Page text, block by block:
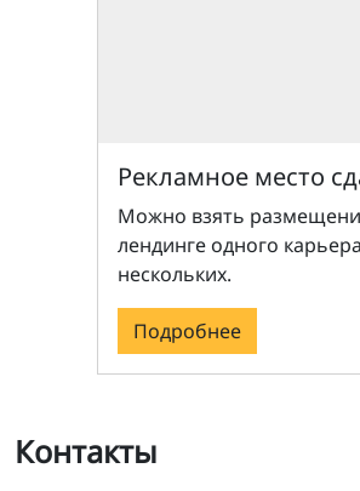
Рекламное место
Можно взять
лендинге одного
нескольких.
Подробнее
Контакты